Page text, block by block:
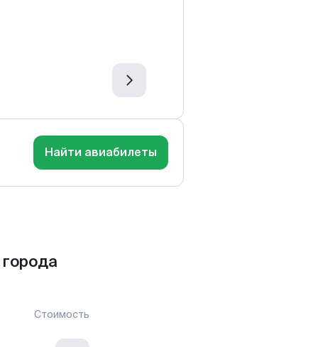
Найти авиабилеты
Стоимость